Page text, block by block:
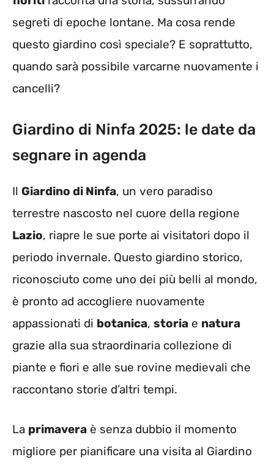
segreti di epoche lontane. Ma cosa rende
questo giardino così speciale? E soprattutto,
quando sarà possibile varcarne nuovamente i
cancelli?
Giardino di Ninfa 2025: le date da
segnare in agenda
Il Giardino di Ninfa, un vero paradiso
terrestre nascosto nel cuore della regione
Lazio, riapre le sue porte ai visitatori dopo il
periodo invernale. Questo giardino storico,
riconosciuto come uno dei più belli al mondo,
è pronto ad accogliere nuovamente
appassionati di botanica, storia e natura
grazie alla sua straordinaria collezione di
piante e fiori e alle sue rovine medievali che
raccontano storie d’altri tempi.
La primavera è senza dubbio il momento
migliore per pianificare una visita al Giardino